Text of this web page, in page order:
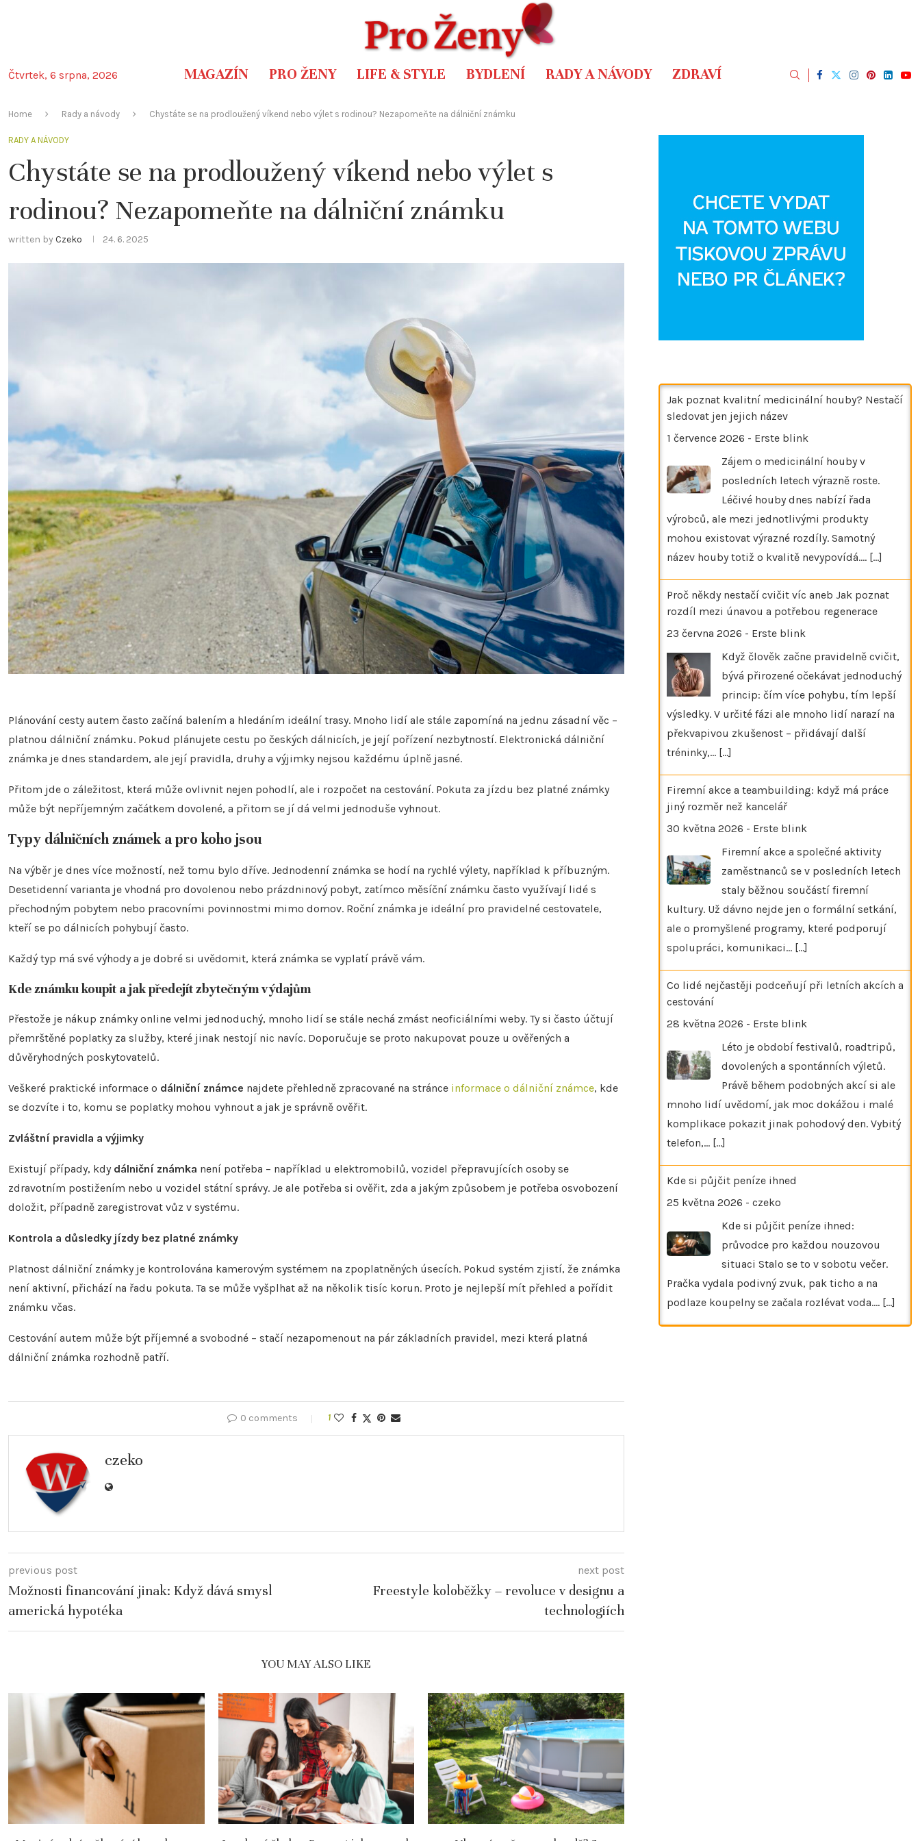
Čtvrtek, 6 srpna, 2026 MAGAZÍN PRO ŽENY LIFE & STYLE BYDLENÍ RADY A NÁVODY ZDRAVÍ
Home Rady a návody Chystáte se na prodloužený víkend nebo výlet s rodinou? Nezapomeňte na dálniční známku
RADY A NÁVODY
Chystáte se na prodloužený víkend nebo výlet s
rodinou? Nezapomeňte na dálniční známku
written by Czeko 24. 6. 2025
Plánování cesty autem často začíná balením a hledáním ideální trasy. Mnoho lidí ale stále zapomíná na jednu zásadní věc –
platnou dálniční známku. Pokud plánujete cestu po českých dálnicích, je její pořízení nezbytností. Elektronická dálniční
známka je dnes standardem, ale její pravidla, druhy a výjimky nejsou každému úplně jasné.
Přitom jde o záležitost, která může ovlivnit nejen pohodlí, ale i rozpočet na cestování. Pokuta za jízdu bez platné známky
může být nepříjemným začátkem dovolené, a přitom se jí dá velmi jednoduše vyhnout.
Typy dálničních známek a pro koho jsou
Na výběr je dnes více možností, než tomu bylo dříve. Jednodenní známka se hodí na rychlé výlety, například k příbuzným.
Desetidenní varianta je vhodná pro dovolenou nebo prázdninový pobyt, zatímco měsíční známku často využívají lidé s
přechodným pobytem nebo pracovními povinnostmi mimo domov. Roční známka je ideální pro pravidelné cestovatele,
kteří se po dálnicích pohybují často.
Každý typ má své výhody a je dobré si uvědomit, která známka se vyplatí právě vám.
Kde známku koupit a jak předejít zbytečným výdajům
Přestože je nákup známky online velmi jednoduchý, mnoho lidí se stále nechá zmást neoficiálními weby. Ty si často účtují
přemrštěné poplatky za služby, které jinak nestojí nic navíc. Doporučuje se proto nakupovat pouze u ověřených a
důvěryhodných poskytovatelů.
Veškeré praktické informace o dálniční známce najdete přehledně zpracované na stránce informace o dálniční známce, kde
se dozvíte i to, komu se poplatky mohou vyhnout a jak je správně ověřit.
Zvláštní pravidla a výjimky
Existují případy, kdy dálniční známka není potřeba – například u elektromobilů, vozidel přepravujících osoby se
zdravotním postižením nebo u vozidel státní správy. Je ale potřeba si ověřit, zda a jakým způsobem je potřeba osvobození
doložit, případně zaregistrovat vůz v systému.
Kontrola a důsledky jízdy bez platné známky
Platnost dálniční známky je kontrolována kamerovým systémem na zpoplatněných úsecích. Pokud systém zjistí, že známka
není aktivní, přichází na řadu pokuta. Ta se může vyšplhat až na několik tisíc korun. Proto je nejlepší mít přehled a pořídit
známku včas.
Cestování autem může být příjemné a svobodné – stačí nezapomenout na pár základních pravidel, mezi která platná
dálniční známka rozhodně patří.
0 comments 1
czeko
previous post
Možnosti financování jinak: Když dává smysl
americká hypotéka
next post
Freestyle koloběžky – revoluce v designu a
technologiích
YOU MAY ALSO LIKE
Jak poznat kvalitní medicinální houby? Nestačí
sledovat jen jejich název
1 července 2026 - Erste blink
Zájem o medicinální houby v
posledních letech výrazně roste.
Léčivé houby dnes nabízí řada
výrobců, ale mezi jednotlivými produkty
mohou existovat výrazné rozdíly. Samotný
název houby totiž o kvalitě nevypovídá.… [...]
Proč někdy nestačí cvičit víc aneb Jak poznat
rozdíl mezi únavou a potřebou regenerace
23 června 2026 - Erste blink
Když člověk začne pravidelně cvičit,
bývá přirozené očekávat jednoduchý
princip: čím více pohybu, tím lepší
výsledky. V určité fázi ale mnoho lidí narazí na
překvapivou zkušenost – přidávají další
tréninky,… [...]
Firemní akce a teambuilding: když má práce
jiný rozměr než kancelář
30 května 2026 - Erste blink
Firemní akce a společné aktivity
zaměstnanců se v posledních letech
staly běžnou součástí firemní
kultury. Už dávno nejde jen o formální setkání,
ale o promyšlené programy, které podporují
spolupráci, komunikaci… [...]
Co lidé nejčastěji podceňují při letních akcích a
cestování
28 května 2026 - Erste blink
Léto je období festivalů, roadtripů,
dovolených a spontánních výletů.
Právě během podobných akcí si ale
mnoho lidí uvědomí, jak moc dokážou i malé
komplikace pokazit jinak pohodový den. Vybitý
telefon,… [...]
Kde si půjčit peníze ihned
25 května 2026 - czeko
Kde si půjčit peníze ihned:
průvodce pro každou nouzovou
situaci Stalo se to v sobotu večer.
Pračka vydala podivný zvuk, pak ticho a na
podlaze koupelny se začala rozlévat voda.… [...]